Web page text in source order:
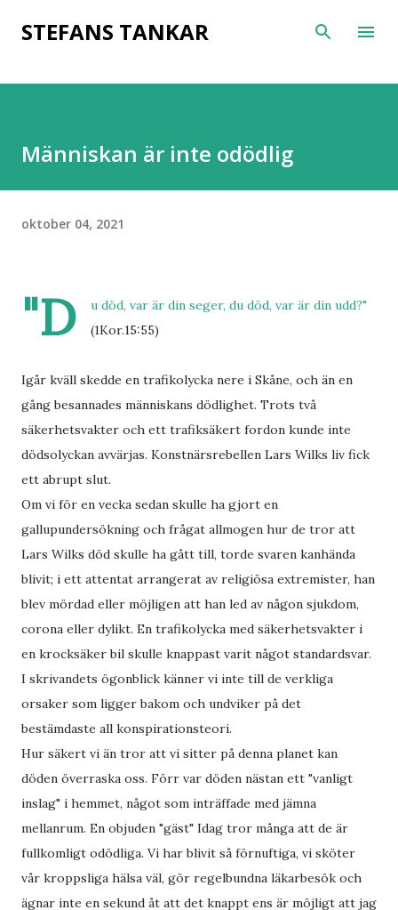
Fortsätt till huvudinnehåll
STEFANS TANKAR
Människan är inte odödlig
oktober 04, 2021
"D
u död, var är din seger, du död, var är din udd?"
(1Kor.15:55)
Igår kväll skedde en trafikolycka nere i Skåne, och än en
gång besannades människans dödlighet. Trots två
säkerhetsvakter och ett trafiksäkert fordon kunde inte
dödsolyckan avvärjas. Konstnärsrebellen Lars Wilks liv fick
ett abrupt slut.
Om vi för en vecka sedan skulle ha gjort en
gallupundersökning och frågat allmogen hur de tror att
Lars Wilks död skulle ha gått till, torde svaren kanhända
blivit; i ett attentat arrangerat av religiösa extremister, han
blev mördad eller möjligen att han led av någon sjukdom,
corona eller dylikt. En trafikolycka med säkerhetsvakter i
en krocksäker bil skulle knappast varit något standardsvar.
I skrivandets ögonblick känner vi inte till de verkliga
orsaker som ligger bakom och undviker på det
bestämdaste all konspirationsteori.
Hur säkert vi än tror att vi sitter på denna planet kan
döden överraska oss. Förr var döden nästan ett "vanligt
inslag" i hemmet, något som inträffade med jämna
mellanrum. En objuden "gäst" Idag tror många att de är
fullkomligt odödliga. Vi har blivit så förnuftiga, vi sköter
vår kroppsliga hälsa väl, gör regelbundna läkarbesök och
ägnar inte en sekund åt att det knappt ens är möjligt att jag